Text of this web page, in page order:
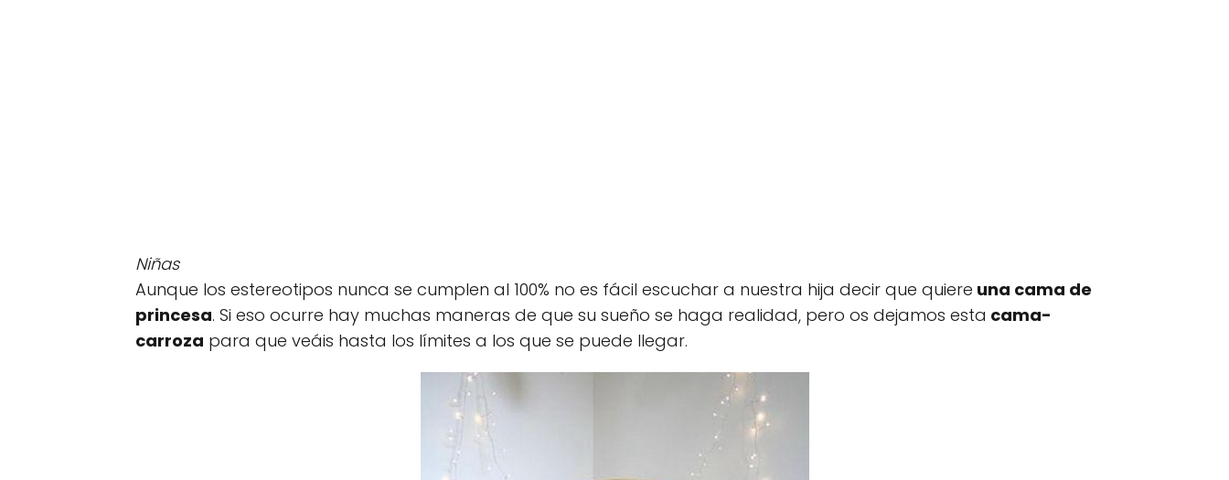
Niñas
Aunque los estereotipos nunca se cumplen al 100% no es fácil escuchar a nuestra hija decir que quiere una cama de
princesa. Si eso ocurre hay muchas maneras de que su sueño se haga realidad, pero os dejamos esta cama-
carroza para que veáis hasta los límites a los que se puede llegar.